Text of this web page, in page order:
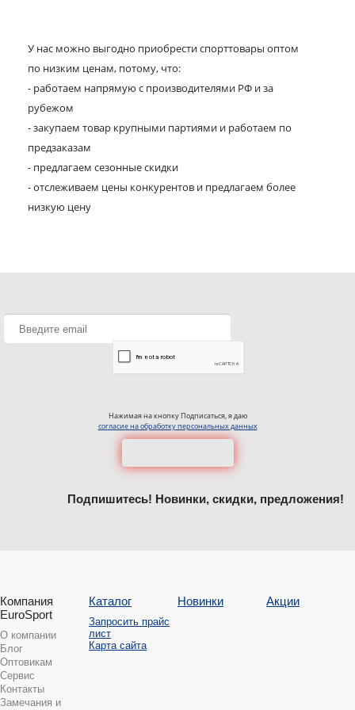
У нас можно выгодно приобрести спорттовары оптом
по низким ценам, потому, что:
- работаем напрямую с производителями РФ и за
рубежом
- закупаем товар крупными партиями и работаем по
предзаказам
- предлагаем сезонные скидки
- отслеживаем цены конкурентов и предлагаем более
низкую цену
Нажимая на кнопку Подписаться, я даю
согласие на обработку персональных данных
Подпишитесь! Новинки, скидки, предложения!
Компания
EuroSport
О компании
Блог
Оптовикам
Сервис
Контакты
Замечания и
Каталог
Запросить прайс
лист
Карта сайта
Новинки Акции